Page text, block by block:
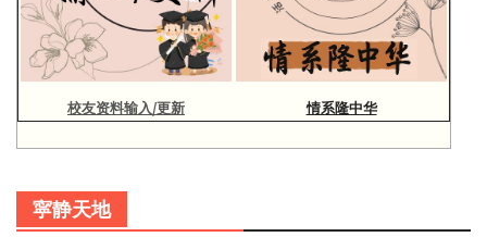
校友资料输入/更新 情系隆中华
寜静天地